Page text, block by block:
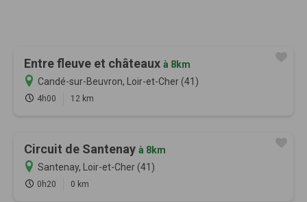
Entre fleuve et châteaux à 8km
Candé-sur-Beuvron, Loir-et-Cher (41)
4h00 12 km
Circuit de Santenay à 8km
Santenay, Loir-et-Cher (41)
0h20 0 km